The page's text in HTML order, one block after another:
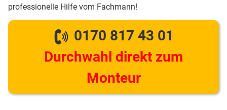
professionelle Hilfe vom Fachmann!
0170 817 43 01
Durchwahl direkt zum
Monteur